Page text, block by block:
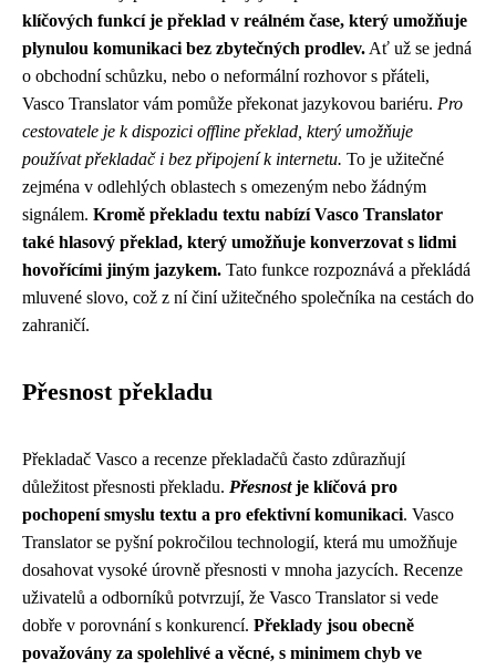
klíčových funkcí je překlad v reálném čase, který umožňuje
plynulou komunikaci bez zbytečných prodlev. Ať už se jedná
o obchodní schůzku, nebo o neformální rozhovor s přáteli,
Vasco Translator vám pomůže překonat jazykovou bariéru. Pro
cestovatele je k dispozici offline překlad, který umožňuje
používat překladač i bez připojení k internetu. To je užitečné
zejména v odlehlých oblastech s omezeným nebo žádným
signálem. Kromě překladu textu nabízí Vasco Translator
také hlasový překlad, který umožňuje konverzovat s lidmi
hovořícími jiným jazykem. Tato funkce rozpoznává a překládá
mluvené slovo, což z ní činí užitečného společníka na cestách do
zahraničí.
Přesnost překladu
Překladač Vasco a recenze překladačů často zdůrazňují
důležitost přesnosti překladu. Přesnostje klíčová pro
pochopení smyslu textu a pro efektivní komunikaci. Vasco
Translator se pyšní pokročilou technologií, která mu umožňuje
dosahovat vysoké úrovně přesnosti v mnoha jazycích. Recenze
uživatelů a odborníků potvrzují, že Vasco Translator si vede
dobře v porovnání s konkurencí. Překlady jsou obecně
považovány za spolehlivé a věcné, s minimem chyb ve